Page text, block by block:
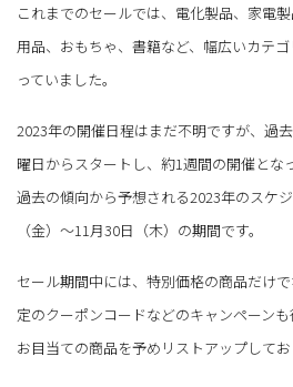
これまでのセールでは、電化製品、家電
用品、おもちゃ、書籍など、幅広いカテ
っていました。
2023年の開催日程はまだ不明ですが、過
曜日からスタートし、約1週間の開催とな
過去の傾向から予想される2023年のスケ
（金）～11月30日（木）の期間です。
セール期間中には、特別価格の商品だけ
定のクーポンコードなどのキャンペーンも
お目当ての商品を予めリストアップしてお